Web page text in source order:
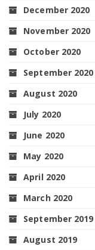
December 2020
November 2020
October 2020
September 2020
August 2020
July 2020
June 2020
May 2020
April 2020
March 2020
September 2019
August 2019